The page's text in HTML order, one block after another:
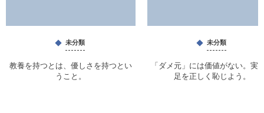
未分類
教養を持つとは、優しさを持つとい
うこと。
未分類
「ダメ元」には価値がない。実
足を正しく恥じよう。